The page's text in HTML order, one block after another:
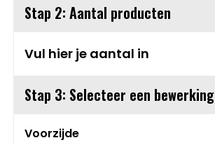
Sweaters
T-Shirts
Vesten
Schoenen
Matrozentassen
Opbergtassen
Opvouwbare tassen
Papieren tassen
Stap 2: Aantal producten
Vul hier je aantal in
Stap 3: Selecteer een bewerking
Voorzijde